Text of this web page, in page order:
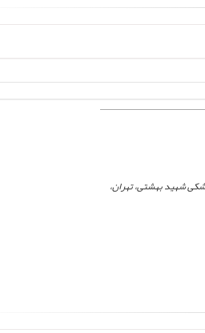
شهید بهشتی، تهران،